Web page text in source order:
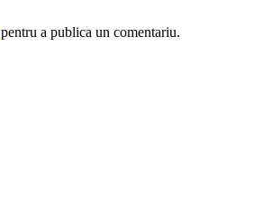
pentru a publica un comentariu.